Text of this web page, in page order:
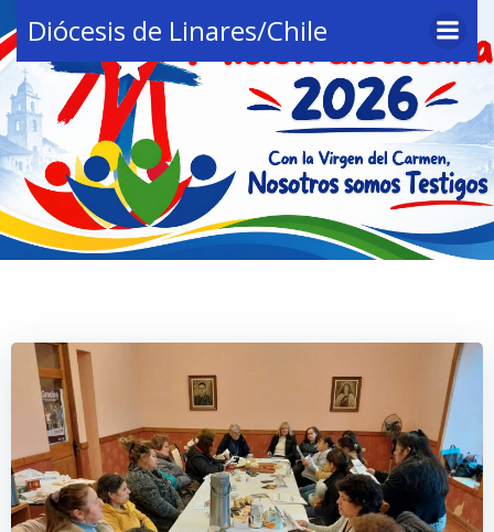
al
contenido
Diócesis de Linares/Chile